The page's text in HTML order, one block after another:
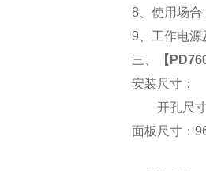
8 、使用场
9 、工作电
三、
【
安装尺寸：
开孔尺
面板尺寸：